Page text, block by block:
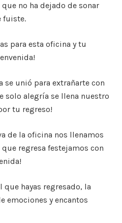
que no ha dejado de sonar
fuiste.
para esta oficina y tu
unió para extrañarte con
solo alegría se llena nuestro
tu regreso!
de la oficina nos llenamos
regresa festejamos con
que hayas regresado, la
emociones y encantos